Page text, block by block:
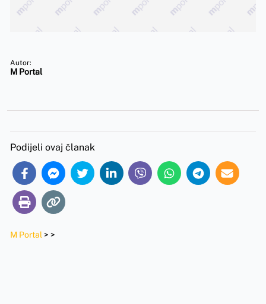
Autor:
M Portal
Podijeli ovaj članak
M Portal > >